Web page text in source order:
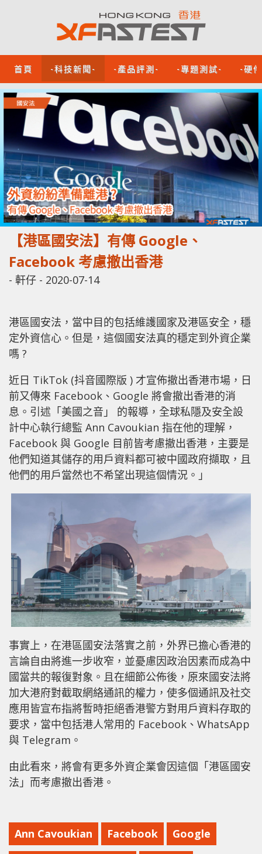
首頁 -科技新聞- -產品評測- -專題測試- -硬
【港區國安法】有傳 Google、
Facebook 考慮撤出香港
- 軒仔 - 2020-07-14
港區國安法，當中目的包括維護國家及港區安全，穩
定外資信心。但是，這個國安法真的穩定到外資企業
嗎 ?
近日 TikTok (抖音國際版 ) 才宣佈撤出香港市場，日
前又傳來 Facebook、Google 將會撤出香港的消
息。引述「美國之音」 的報導，全球私隱及安全設
計中心執行總監 Ann Cavoukian 指在他的理解，
Facebook 與 Google 目前皆考慮撤出香港，主要是
他們知道其儲存的用戶資料都可被中國政府擷取，且
他們的用戶當然也不希望出現這個情況。」
事實上，在港區國安法落實之前，外界已擔心香港的
言論自由將進一步收窄，並憂慮因政治因素而成為中
國當共的報復對象。且在細節公佈後，原來國安法將
加大港府對截取網絡通訊的權力，使多個通訊及社交
應用皆宣布指將暫時拒絕香港警方對用戶資料存取的
要求，當中包括港人常用的 Facebook、WhatsApp
與 Telegram。
由此看來，將會有更多外資企業會因這個「港區國安
法」而考慮撤出香港。
Ann Cavoukian Facebook Google